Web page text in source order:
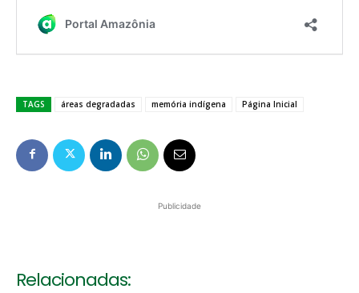
TAGS áreas degradadas memória indígena Página Inicial
Publicidade
Relacionadas: